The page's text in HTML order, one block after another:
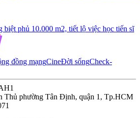
biệt phủ 10.000 m2, tiết lộ việc học tiến sĩ
đồng mạngCineĐời sốngCheck-
Thủ phường Tân Định, quận 1, Tp.HCM